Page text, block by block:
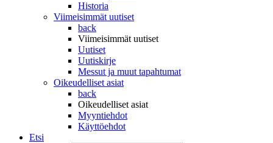
Historia
Viimeisimmät uutiset
back
Viimeisimmät uutiset
Uutiset
Uutiskirje
Messut ja muut tapahtumat
Oikeudelliset asiat
back
Oikeudelliset asiat
Myyntiehdot
Käyttöehdot
Etsi